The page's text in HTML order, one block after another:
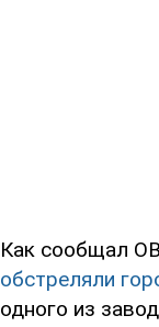
Как сообщал
обстреляли
одного из